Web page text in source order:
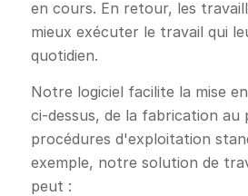
en cours. En retour, les
mieux exécuter le travail qui
quotidien.
Notre logiciel facilite la mise
ci-dessus, de la fabrication au
procédures d'exploitation
exemple, notre solution de
peut :